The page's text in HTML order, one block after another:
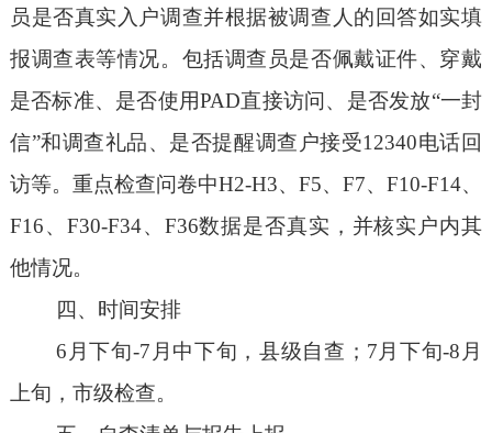
员是否真实入户调查并根据被调查人的回答如实填
报调查表等情况。包括调查员是否佩戴证件、穿戴
是否标准、是否使用PAD直接访问、是否发放“一封
信”和调查礼品、是否提醒调查户接受12340电话回
访等。重点检查问卷中H2-H3、F5、F7、F10-F14、
F16、F30-F34、F36数据是否真实，并核实户内其
他情况。
四、时间安排
6月下旬-7月中下旬，县级自查； 7月下旬-8月
上旬 ，市级检查。